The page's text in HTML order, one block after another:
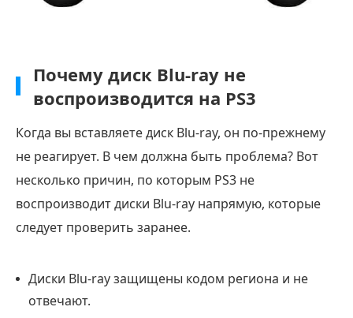
Почему диск Blu-ray не
воспроизводится на PS3
Когда вы вставляете диск Blu-ray, он по-прежнему
не реагирует. В чем должна быть проблема? Вот
несколько причин, по которым PS3 не
воспроизводит диски Blu-ray напрямую, которые
следует проверить заранее.
Диски Blu-ray защищены кодом региона и не
отвечают.